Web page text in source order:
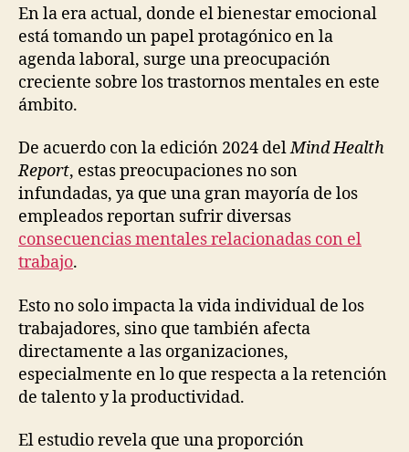
En la era actual, donde el bienestar emocional
está tomando un papel protagónico en la
agenda laboral, surge una preocupación
creciente sobre los trastornos mentales en este
ámbito.
De acuerdo con la edición 2024 delMind Health
Report, estas preocupaciones no son
infundadas, ya que una gran mayoría de los
empleados reportan sufrir diversas
consecuencias mentales relacionadas con el
trabajo.
Esto no solo impacta la vida individual de los
trabajadores, sino que también afecta
directamente a las organizaciones,
especialmente en lo que respecta a la retención
de talento y la productividad.
El estudio revela que una proporción